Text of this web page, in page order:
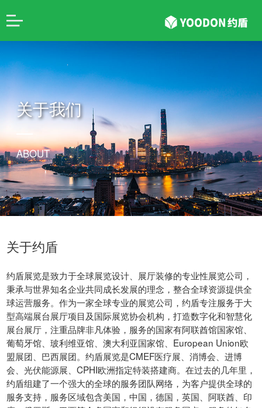
关于我们
ABOUT
关于约盾
约盾展览是致力于全球展览设计、展厅装修的专业性展览公司，
秉承与世界知名企业共同成长发展的理念，整合全球资源提供全
球运营服务。作为一家全球专业的展览公司，约盾专注服务于大
型高端展台展厅项目及国际展览协会机构，打造数字化和智慧化
展台展厅，注重品牌非凡体验，服务的国家有阿联酋馆国家馆、
葡萄牙馆、玻利维亚馆、澳大利亚国家馆、European Union欧
盟展团、巴西展团。约盾展览是CMEF医疗展、消博会、进博
会、光伏能源展、CPHI欧洲指定特装搭建商。在过去的几年里，
约盾组建了一个强大的全球的服务团队网络，为客户提供全球的
服务支持，服务区域包含美国，中国，德国，英国、阿联酋、印